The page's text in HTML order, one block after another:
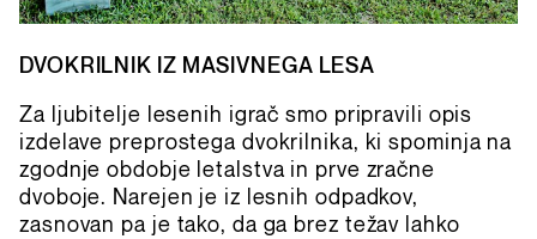
DVOKRILNIK IZ MASIVNEGA LESA
Za ljubitelje lesenih igrač smo pripravili opis
izdelave preprostega dvokrilnika, ki spominja na
zgodnje obdobje letalstva in prve zračne
dvoboje. Narejen je iz lesnih odpadkov,
zasnovan pa je tako, da ga brez težav lahko